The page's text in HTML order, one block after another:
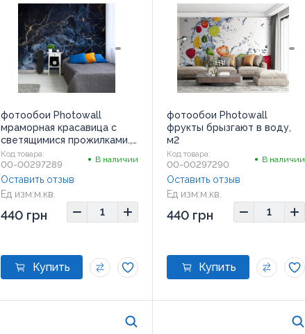
фотообои Photowall
мраморная красавица с
светящимися прожилками.,
м2
Код товара:
00-00297289 В наличии
Ед изм:м.кв.
Оставить отзыв
440 грн
фотообои Photowall
фрукты брызгают в воду,
м2
Код товара:
00-00297290 В наличии
Ед изм:м.кв.
Оставить отзыв
440 грн